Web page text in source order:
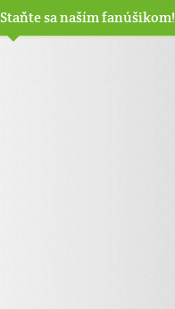
Staňte sa naším fanúšikom!